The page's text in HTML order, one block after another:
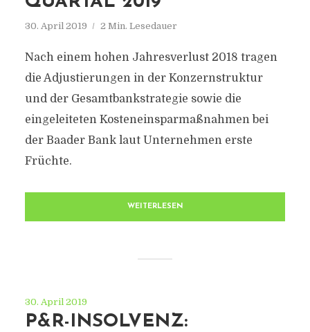
30. April 2019 2 Min. Lesedauer
Nach einem hohen Jahresverlust 2018 tragen
die Adjustierungen in der Konzernstruktur
und der Gesamtbankstrategie sowie die
eingeleiteten Kosteneinsparmaßnahmen bei
der Baader Bank laut Unternehmen erste
Früchte.
WEITERLESEN
30. April 2019
P&R-INSOLVENZ: